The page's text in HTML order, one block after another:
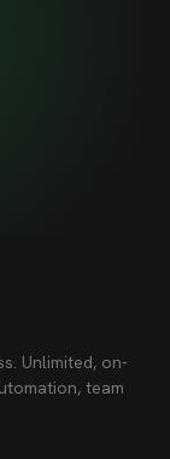
Unlimited, on-
team